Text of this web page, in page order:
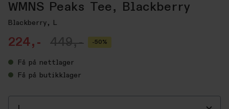
WMNS Peaks Tee, Blackberry
Blackberry, L
224,- 449,- -50%
Få på nettlager
Få på butikklager